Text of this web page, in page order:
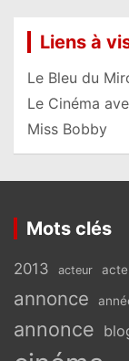
Liens à
Le Bleu du
Le Cinéma
Miss Bobby
Mots clés
2013 acteur
annonce
annonce